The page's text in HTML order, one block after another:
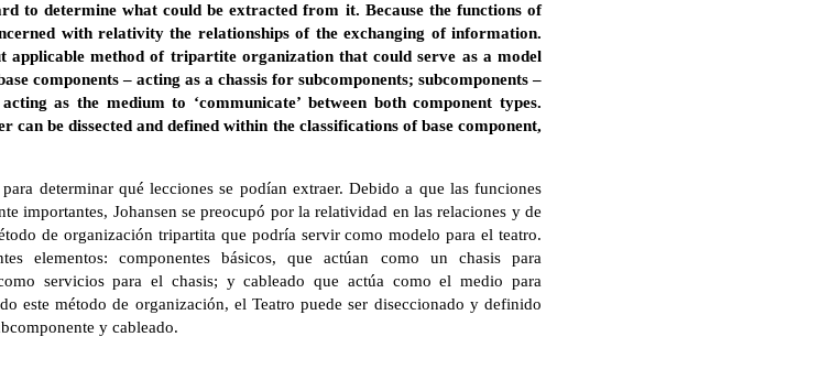
to determine what could be extracted from it. Because the functions of
with relativity the relationships of the exchanging of information.
applicable method of tripartite organization that could serve as a model
components – acting as a chassis for subcomponents; subcomponents –
as the medium to ‘communicate’ between both component types.
be dissected and defined within the classifications of base component,
determinar qué lecciones se podían extraer. Debido a que las funciones
importantes, Johansen se preocupó por la relatividad en las relaciones y de
de organización tripartita que podría servir como modelo para el teatro.
elementos: componentes básicos, que actúan como un chasis para
servicios para el chasis; y cableado que actúa como el medio para
este método de organización, el Teatro puede ser diseccionado y definido
y cableado.